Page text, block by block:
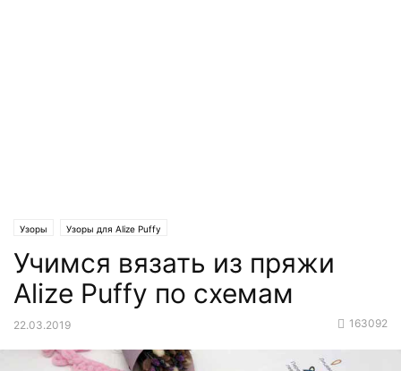
Узоры Узоры для Alize Puffy
Учимся вязать из пряжи
Alize Puffy по схемам
22.03.2019 163092